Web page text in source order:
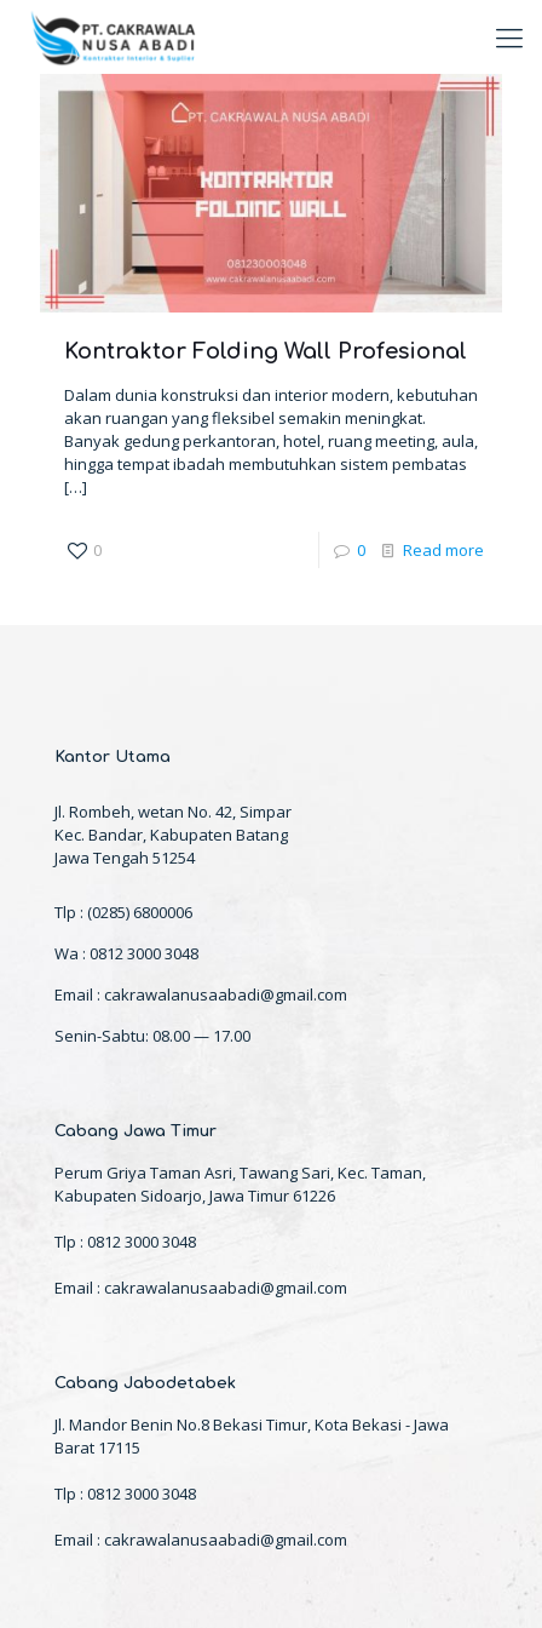
Kontraktor Folding Wall Profesional
Dalam dunia konstruksi dan interior modern, kebutuhan
akan ruangan yang fleksibel semakin meningkat.
Banyak gedung perkantoran, hotel, ruang meeting, aula,
hingga tempat ibadah membutuhkan sistem pembatas
[…]
0 0 Read more
Kantor Utama
Jl. Rombeh, wetan No. 42, Simpar
Kec. Bandar, Kabupaten Batang
Jawa Tengah 51254
Tlp : (0285) 6800006
Wa : 0812 3000 3048
Email : cakrawalanusaabadi@gmail.com
Senin-Sabtu: 08.00 — 17.00
Cabang Jawa Timur
Perum Griya Taman Asri, Tawang Sari, Kec. Taman,
Kabupaten Sidoarjo, Jawa Timur 61226
Tlp : 0812 3000 3048
Email : cakrawalanusaabadi@gmail.com
Cabang Jabodetabek
Jl. Mandor Benin No.8 Bekasi Timur, Kota Bekasi - Jawa
Barat 17115
Tlp : 0812 3000 3048
Email : cakrawalanusaabadi@gmail.com